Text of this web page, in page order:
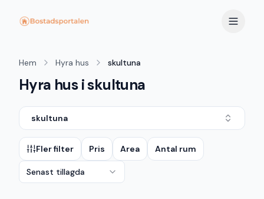
Hem Hyra hus skultuna
Hyra hus i skultuna
skultuna
Fler filter Pris Area Antal rum
Senast tillagda